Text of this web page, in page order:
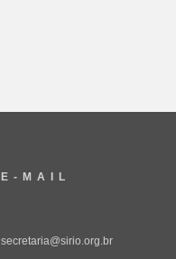
E-MAIL
secretaria@sirio.org.br